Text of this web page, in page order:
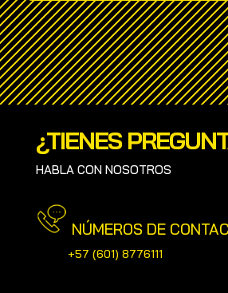
¿TIENES
HABLA CON NOSOTROS
NÚMEROS DE
+57 (601) 8776111